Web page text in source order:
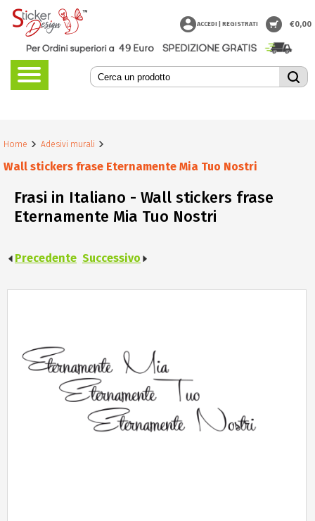
Home Adesivi murali
Wall stickers frase Eternamente Mia Tuo Nostri
Frasi in Italiano - Wall stickers frase
Eternamente Mia Tuo Nostri
Precedente Successivo
ACCEDI | REGISTRATI €0,00